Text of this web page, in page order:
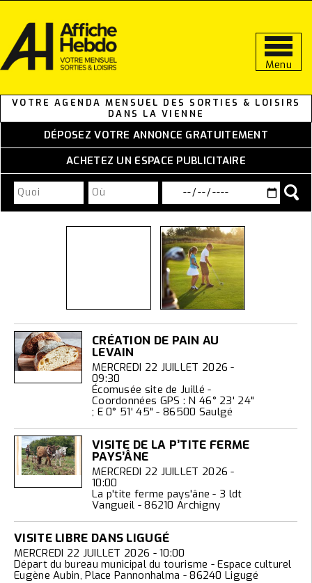
contenu
Menu
VOTRE AGENDA MENSUEL DES SORTIES & LOISIRS
DANS LA VIENNE
DÉPOSEZ VOTRE ANNONCE GRATUITEMENT
ACHETEZ UN ESPACE PUBLICITAIRE
CRÉATION DE PAIN AU
LEVAIN
MERCREDI 22 JUILLET 2026 -
09:30
Écomusée site de Juillé -
Coordonnées GPS : N 46° 23' 24"
; E 0° 51' 45" - 86500 Saulgé
VISITE DE LA P’TITE FERME
PAYS’ÂNE
MERCREDI 22 JUILLET 2026 -
10:00
La p'tite ferme pays'âne - 3 ldt
Vangueil - 86210 Archigny
VISITE LIBRE DANS LIGUGÉ
MERCREDI 22 JUILLET 2026 - 10:00
Départ du bureau municipal du tourisme - Espace culturel
Eugène Aubin, Place Pannonhalma - 86240 Ligugé